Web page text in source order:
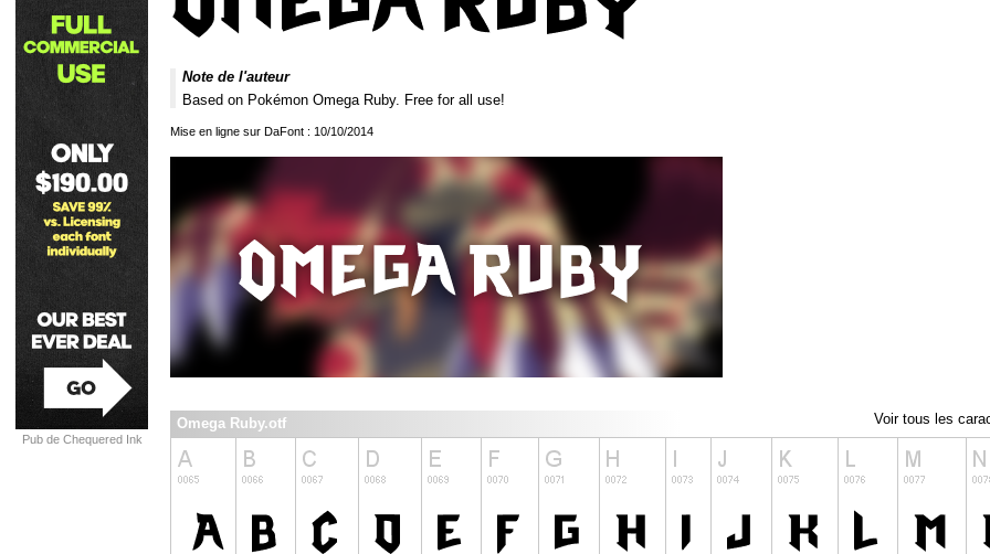
Pub de Chequered Ink
Note de l'auteur
Based on Pokémon Omega Ruby. Free for all use!
Mise en ligne sur DaFont : 10/10/2014
Voir tous les
Omega Ruby.otf